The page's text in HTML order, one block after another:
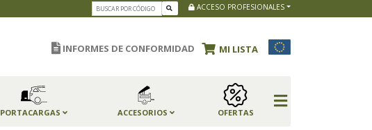
ACCESO PROFESIONALES
INFORMES DE CONFORMIDAD MI LISTA
PORTACARGAS ACCESORIOS OFERTAS